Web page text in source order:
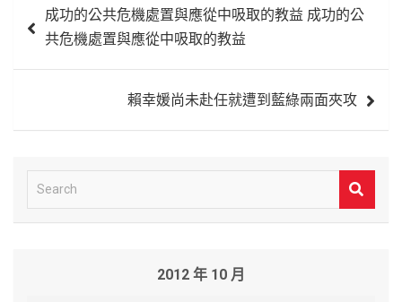
章
成功的公共危機處置與應從中吸取的教益 成功的公
共危機處置與應從中吸取的教益
賴幸媛尚未赴任就遭到藍綠兩面夾攻
e
2012 年 10 月